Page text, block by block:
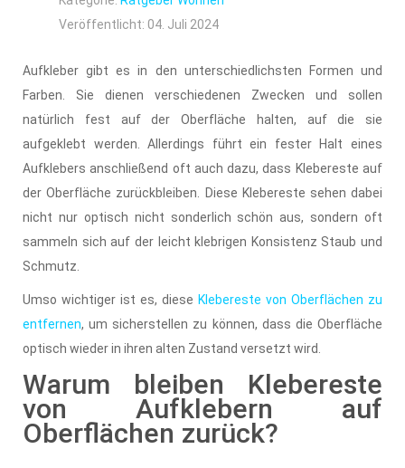
Veröffentlicht: 04. Juli 2024
Aufkleber gibt es in den unterschiedlichsten Formen und
Farben. Sie dienen verschiedenen Zwecken und sollen
natürlich fest auf der Oberfläche halten, auf die sie
aufgeklebt werden. Allerdings führt ein fester Halt eines
Aufklebers anschließend oft auch dazu, dass Klebereste auf
der Oberfläche zurückbleiben. Diese Klebereste sehen dabei
nicht nur optisch nicht sonderlich schön aus, sondern oft
sammeln sich auf der leicht klebrigen Konsistenz Staub und
Schmutz.
Umso wichtiger ist es, diese Klebereste von Oberflächen zu
entfernen, um sicherstellen zu können, dass die Oberfläche
optisch wieder in ihren alten Zustand versetzt wird.
Warum bleiben Klebereste
von Aufklebern auf
Oberflächen zurück?